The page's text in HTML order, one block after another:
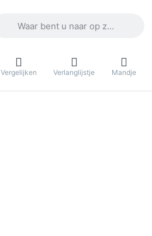
Vergelijken Verlanglijstje Mandje